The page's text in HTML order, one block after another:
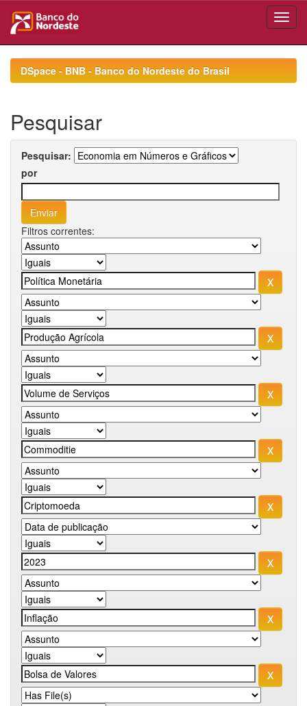
navigationDSpace - BNB - Banco do Nordeste do Brasil
Pesquisar
Pesquisar:
por
Filtros correntes: